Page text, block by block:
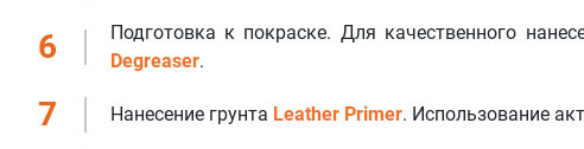
6 Подготовка к покраске. Для качественного
Degreaser.
7 Нанесение грунта Leather Primer. Использование